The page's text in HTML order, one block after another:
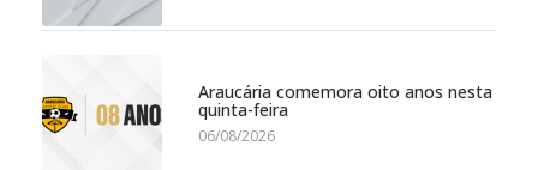
Araucária comemora oito anos nesta
quinta-feira
06/08/2026